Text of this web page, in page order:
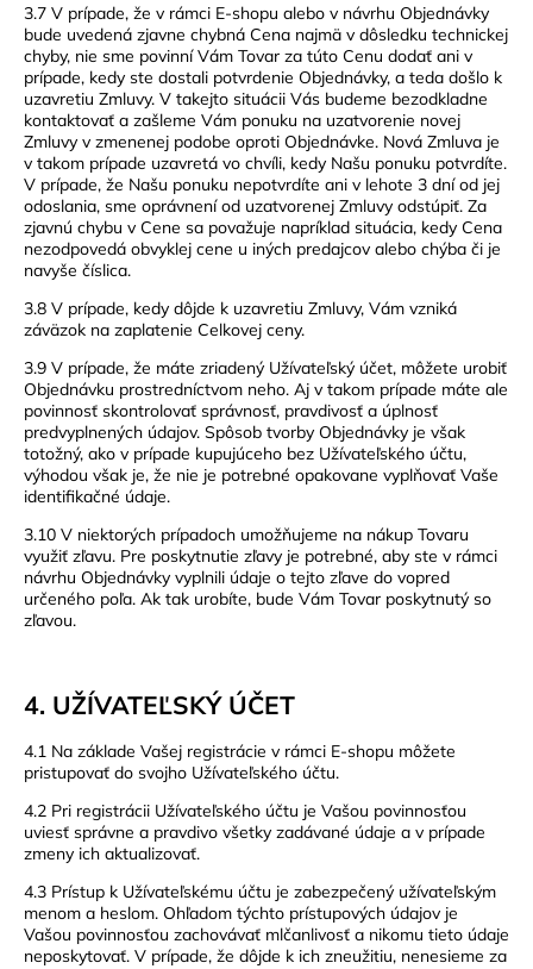
3.7 V prípade, že v rámci E-shopu alebo v návrhu Objednávky
bude uvedená zjavne chybná Cena najmä v dôsledku technickej
chyby, nie sme povinní Vám Tovar za túto Cenu dodať ani v
prípade, kedy ste dostali potvrdenie Objednávky, a teda došlo k
uzavretiu Zmluvy. V takejto situácii Vás budeme bezodkladne
kontaktovať a zašleme Vám ponuku na uzatvorenie novej
Zmluvy v zmenenej podobe oproti Objednávke. Nová Zmluva je
v takom prípade uzavretá vo chvíli, kedy Našu ponuku potvrdíte.
V prípade, že Našu ponuku nepotvrdíte ani v lehote 3 dní od jej
odoslania, sme oprávnení od uzatvorenej Zmluvy odstúpiť. Za
zjavnú chybu v Cene sa považuje napríklad situácia, kedy Cena
nezodpovedá obvyklej cene u iných predajcov alebo chýba či je
navyše číslica.
3.8 V prípade, kedy dôjde k uzavretiu Zmluvy, Vám vzniká
záväzok na zaplatenie Celkovej ceny.
3.9 V prípade, že máte zriadený Užívateľský účet, môžete urobiť
Objednávku prostredníctvom neho. Aj v takom prípade máte ale
povinnosť skontrolovať správnosť, pravdivosť a úplnosť
predvyplnených údajov. Spôsob tvorby Objednávky je však
totožný, ako v prípade kupujúceho bez Užívateľského účtu,
výhodou však je, že nie je potrebné opakovane vyplňovať Vaše
identifikačné údaje.
3.10 V niektorých prípadoch umožňujeme na nákup Tovaru
využiť zľavu. Pre poskytnutie zľavy je potrebné, aby ste v rámci
návrhu Objednávky vyplnili údaje o tejto zľave do vopred
určeného poľa. Ak tak urobíte, bude Vám Tovar poskytnutý so
zľavou.
4. UŽÍVATEĽSKÝ ÚČET
4.1 Na základe Vašej registrácie v rámci E-shopu môžete
pristupovať do svojho Užívateľského účtu.
4.2 Pri registrácii Užívateľského účtu je Vašou povinnosťou
uviesť správne a pravdivo všetky zadávané údaje a v prípade
zmeny ich aktualizovať.
4.3 Prístup k Užívateľskému účtu je zabezpečený užívateľským
menom a heslom. Ohľadom týchto prístupových údajov je
Vašou povinnosťou zachovávať mlčanlivosť a nikomu tieto údaje
neposkytovať. V prípade, že dôjde k ich zneužitiu, nenesieme za